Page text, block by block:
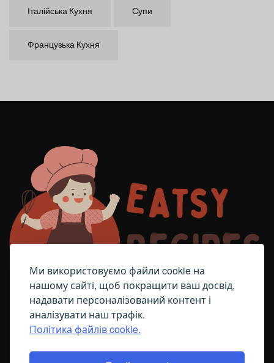
Ми використовуємо файли cookie на
нашому сайті, щоб покращити ваш досвід,
надавати персоналізований контент і
аналізувати наш трафік.
Політика файлів cookie.
Італійська Кухня Супи
Французька Кухня